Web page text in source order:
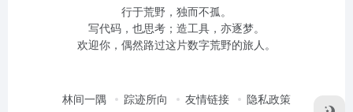
行于荒野，独而不孤。
写代码，也思考；造工具，亦逐梦。
欢迎你，偶然路过这片数字荒野的旅人。
林间一隅 踪迹所向 友情链接 隐私政策